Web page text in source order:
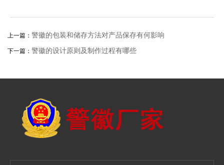
上一篇： 警徽的包装和储存方法对产品保存有何影响
下一篇： 警徽的设计原则及制作过程有哪些